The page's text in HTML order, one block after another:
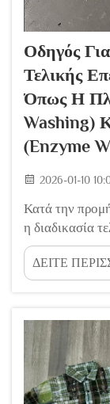
Οδηγός
Τελικής
Όπως Η
Washing)
(enzyme
2026-01-10
Κατά την
η διαδικασία
την οποία ένα
προϊόν με
κρίσιμη&...
ΔΕΙΤΕ